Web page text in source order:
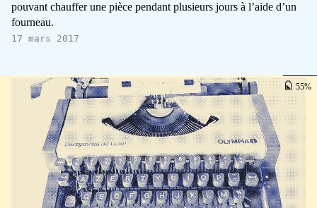
55
pouvant chauffer une pièce pendant plusieurs jours à l’aide d’un
fourneau.
17 mars 2017